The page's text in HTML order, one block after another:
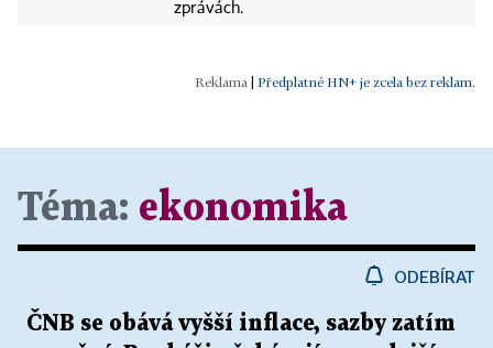
zprávách.
Předplatné HN+ je zcela bez reklam.
Téma: ekonomika
ODEBÍRAT
ČNB se obává vyšší inflace, sazby zatím